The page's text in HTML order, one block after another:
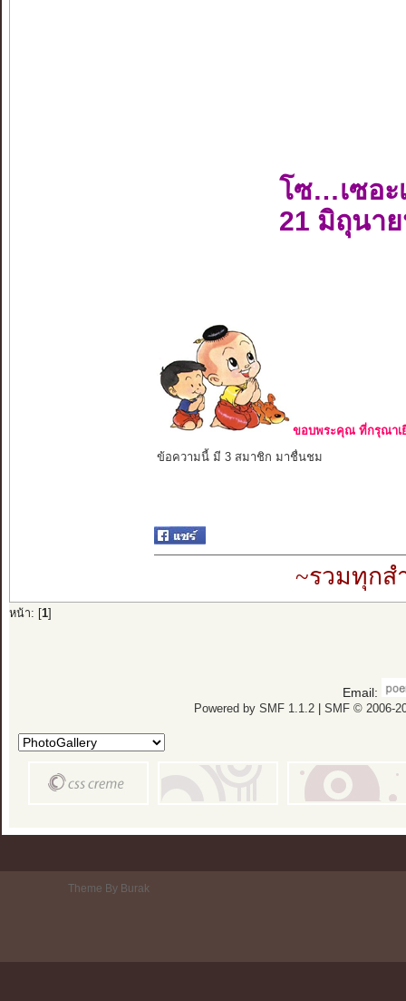
โซ…เซอะ
21 มิถุนา
ขอบพระคุณ ที่กรุณาเ
ข้อความนี้ มี 3 สมาชิก มาชื่นชม
~รวมทุกส
หน้า: [ 1]
Email:
Powered by SMF 1.1.2| SMF © 2006-
Theme By Burak